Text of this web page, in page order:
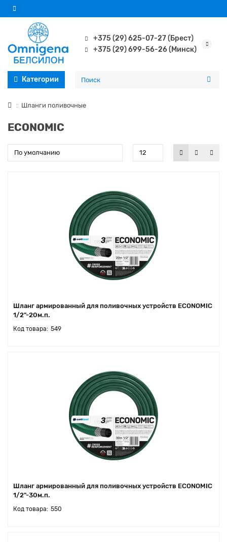
+375 (29) 625-07-27 (Брест)
+375 (29) 699-56-26 (Минск)
Категории
Шланги поливочные
ECONOMIC
Шланг армированный для поливочных устройств ECONOMIC
1/2"-20м.п.
549
Шланг армированный для поливочных устройств ECONOMIC
1/2"-30м.п.
550